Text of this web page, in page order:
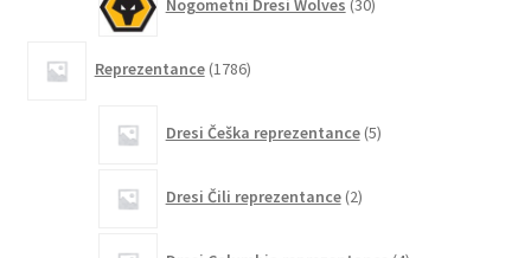
Nogometni Dresi Wolves 30izdelkov
Reprezentance 1786izdelkov
Dresi Češka reprezentance 5izdelkov
Dresi Čili reprezentance 2izdelka